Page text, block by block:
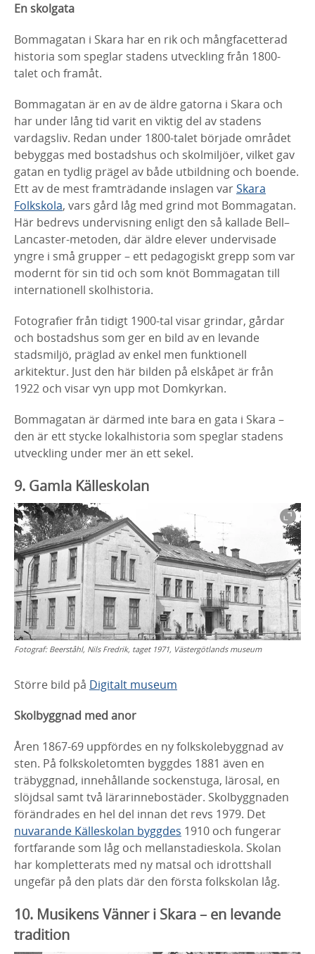
Enskolgata
Bommagatan i Skara har en rik och mångfacetterad
historia som speglar stadens utveckling från 1800-
talet och framåt.
Bommagatan är en av de äldre gatorna i Skara och
har under lång tid varit en viktig del av stadens
vardagsliv. Redan under 1800-talet började området
bebyggas med bostadshus och skolmiljöer, vilket gav
gatan en tydlig prägel av både utbildning och boende.
Ett av de mest framträdande inslagen varSkara
Folkskola, vars gård låg med grind mot Bommagatan.
Här bedrevs undervisning enligt den så kallade Bell–
Lancaster-metoden, där äldre elever undervisade
yngre i små grupper – ett pedagogiskt grepp som var
modernt för sin tid och som knöt Bommagatan till
internationell skolhistoria.
Fotografier från tidigt 1900-tal visar grindar, gårdar
och bostadshus som ger en bild av en levande
stadsmiljö, präglad av enkel men funktionell
arkitektur. Just den här bilden på elskåpet är från
1922 och visar vyn upp mot Domkyrkan.
Bommagatan är därmed inte bara en gata i Skara –
den är ett stycke lokalhistoria som speglar stadens
utveckling under mer än ett sekel.
9. Gamla Källeskolan
Fotograf: Beerståhl, Nils Fredrik, taget 1971, Västergötlands museum
Större bild på Digitalt museum
Skolbyggnad med anor
Åren 1867-69 uppfördes en ny folkskolebyggnad av
sten. På folkskoletomten byggdes 1881 även en
träbyggnad, innehållande sockenstuga, lärosal, en
slöjdsal samt två lärarinnebostäder. Skolbyggnaden
förändrades en hel del innan det revs 1979. Det
nuvarande Källeskolan byggdes 1910 och fungerar
fortfarande som låg och mellanstadieskola. Skolan
har kompletterats med ny matsal och idrottshall
ungefär på den plats där den första folkskolan låg.
10. Musikens Vänner i Skara – en levande
tradition